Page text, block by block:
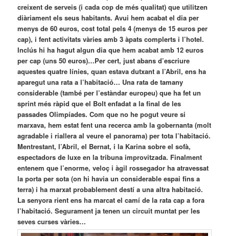
creixent de serveis (i cada cop de més qualitat) que utilitzen
diàriament els seus habitants. Avui hem acabat el dia per
menys de 60 euros, cost total pels 4 (menys de 15 euros per
cap), i fent activitats vàries amb 3 àpats complerts i l’hotel.
Inclús hi ha hagut algun dia que hem acabat amb 12 euros
per cap (uns 50 euros)…Per cert, just abans d’escriure
aquestes quatre línies, quan estava dutxant a l’Abril, ens ha
aparegut una rata a l’habitació… Una rata de tamany
considerable (també per l’estàndar europeu) que ha fet un
sprint més ràpid que el Bolt enfadat a la final de les
passades Olimpíades. Com que no he pogut veure si
marxava, hem estat fent una recerca amb la gobernanta (molt
agradable i riallera al veure el panorama) per tota l’habitació.
Mentrestant, l’Abril, el Bernat, i la Karina sobre el sofà,
espectadors de luxe en la tribuna improvitzada. Finalment
entenem que l’enorme, veloç i àgil rossegador ha atravessat
la porta per sota (on hi havia un considerable espai fins a
terra) i ha marxat probablement destí a una altra habitació.
La senyora rient ens ha marcat el camí de la rata cap a fora
l’habitació. Segurament ja tenen un circuit muntat per les
seves curses vàries…